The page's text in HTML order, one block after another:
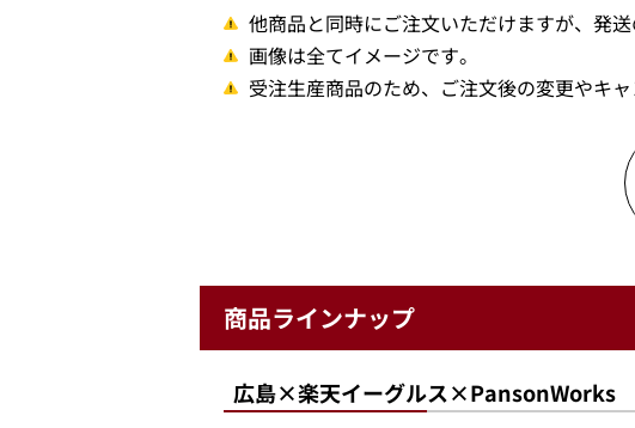
他商品と同時にご注文いただけますが、発
画像は全てイメージです。
受注生産商品のため、ご注文後の変更やキ
商品ラインナップ
広島×楽天イーグルス×PansonWorks